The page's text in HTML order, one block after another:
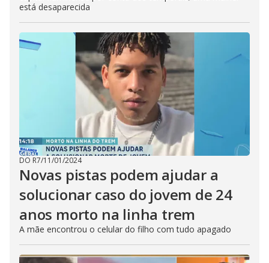
está desaparecida
DO R7/11/01/2024
Novas pistas podem ajudar a
solucionar caso do jovem de 24
anos morto na linha trem
A mãe encontrou o celular do filho com tudo apagado